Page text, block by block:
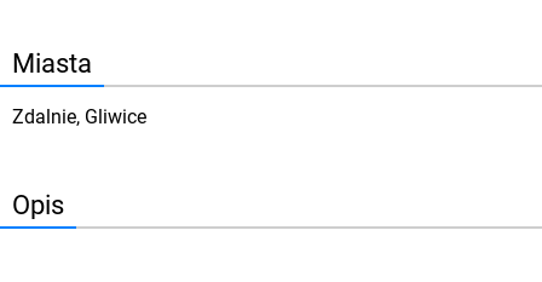
Miasta
Zdalnie, Gliwice
Opis